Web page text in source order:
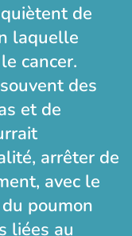
de
laquelle
cancer.
des
et de
arrêter de
avec le
poumon
liées au